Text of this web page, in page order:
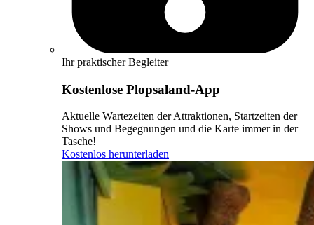
Ihr praktischer Begleiter
Kostenlose Plopsaland-App
Aktuelle Wartezeiten der Attraktionen, Startzeiten der
Shows und Begegnungen und die Karte immer in der
Tasche!
Kostenlos herunterladen